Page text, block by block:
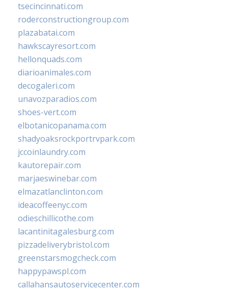
tsecincinnati.com
roderconstructiongroup.com
plazabatai.com
hawkscayresort.com
hellonquads.com
diarioanimales.com
decogaleri.com
unavozparadios.com
shoes-vert.com
elbotanicopanama.com
shadyoaksrockportrvpark.com
jccoinlaundry.com
kautorepair.com
marjaeswinebar.com
elmazatlanclinton.com
ideacoffeenyc.com
odieschillicothe.com
lacantinitagalesburg.com
pizzadeliverybristol.com
greenstarsmogcheck.com
happypawspl.com
callahansautoservicecenter.com